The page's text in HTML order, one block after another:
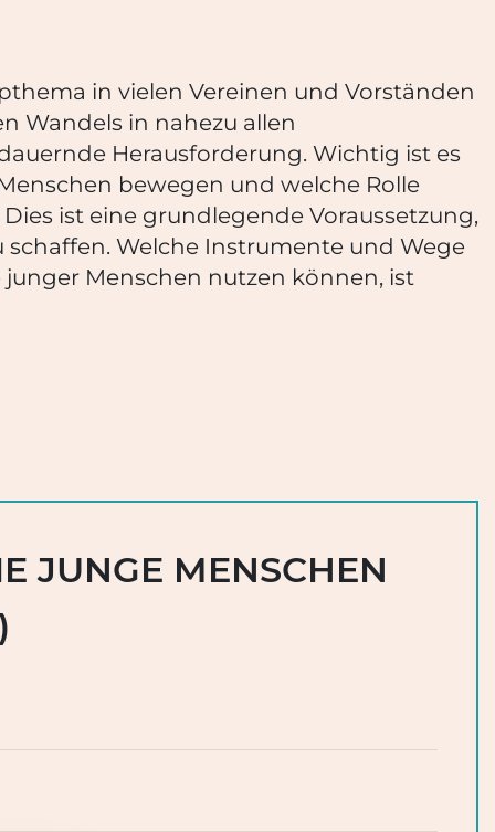
in vielen Vereinen und Vorständen
Wandels in nahezu allen
Herausforderung. Wichtig ist es
bewegen und welche Rolle
ist eine grundlegende Voraussetzung,
Welche Instrumente und Wege
Menschen nutzen können, ist
JUNGE MENSCHEN